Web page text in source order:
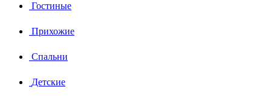
Гостиные
Прихожие
Спальни
Детские